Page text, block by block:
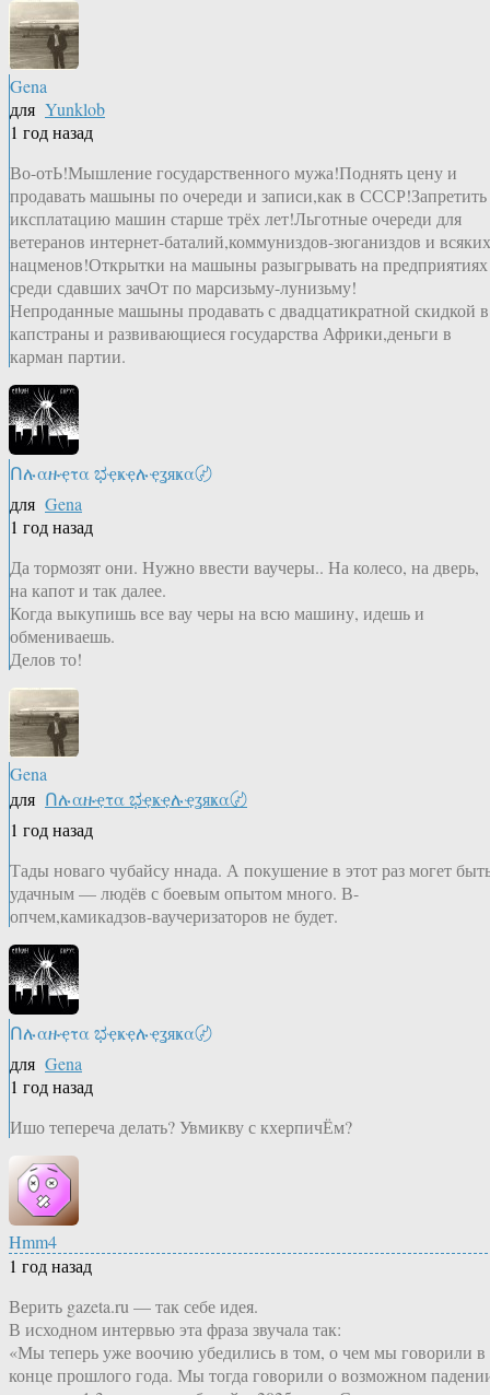
Gena
для Yunklob
1 год назад
Во-отЬ!Мышление государственного мужа!Поднять цену и
продавать машыны по очереди и записи,как в СССР!Запретить
иксплатацию машин старше трёх лет!Льготные очереди для
ветеранов интернет-баталий,коммуниздов-зюганиздов и всяких
нацменов!Открытки на машыны разыгрывать на предприятиях
среди сдавших зачОт по марсизьму-лунизьму!
Непроданные машыны продавать с двадцатикратной скидкой в
капстраны и развивающиеся государства Африки,деньги в
карман партии.
Ոሉαዙҿτα ಭҿҝҿሉҿʓяҝα〄
для Gena
1 год назад
Да тормозят они. Нужно ввести ваучеры.. На колесо, на дверь,
на капот и так далее.
Когда выкупишь все вау черы на всю машину, идешь и
обмениваешь.
Делов то!
Gena
для Ոሉαዙҿτα ಭҿҝҿሉҿʓяҝα〄
1 год назад
Тады новаго чубайсу ннада. А покушение в этот раз могет
удачным — людёв с боевым опытом много. В-
опчем,камикадзов-ваучеризаторов не будет.
Ոሉαዙҿτα ಭҿҝҿሉҿʓяҝα〄
для Gena
1 год назад
Ишо тепереча делать? Увмикву с кхерпичЁм?
Hmm4
1 год назад
Верить gazeta.ru — так себе идея.
В исходном интервью эта фраза звучала так:
«Мы теперь уже воочию убедились в том, о чем мы говорили в
конце прошлого года. Мы тогда говорили о возможном